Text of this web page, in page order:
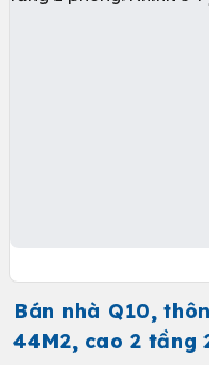
Bán nhà Q10,
44M2, cao 2 tầng